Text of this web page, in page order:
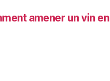
amener un vin en